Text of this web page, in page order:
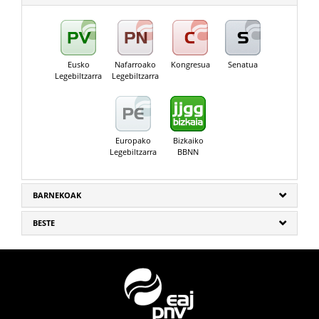
Eusko
Legebiltzarra
Nafarroako
Legebiltzarra
Kongresua Senatua
Europako
Legebiltzarra
Bizkaiko
BBNN
BARNEKOAK
BESTE